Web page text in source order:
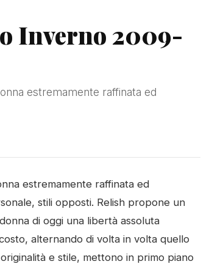
Inverno 2009-
estremamente raffinata ed
estremamente raffinata ed
stili opposti. Relish propone un
di oggi una libertà assoluta
alternando di volta in volta quello
e stile, mettono in primo piano